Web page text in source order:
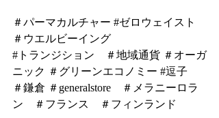
＃パーマカルチャー #ゼロウェイスト
＃ウエルビーイング
#トランジション
＃地域通貨 ＃オーガ
ニック ＃グリーンエコノミー #逗子
＃鎌倉 ＃generalstore
＃メラニーロラ
ン
＃フランス ＃フィンランド